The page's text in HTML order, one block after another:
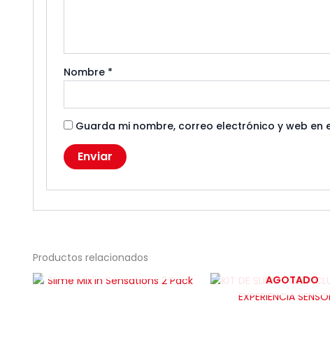
Nombre *
Guarda mi nombre, correo electrónico y web
Productos relacionados
AGOTADO
AGOTADO